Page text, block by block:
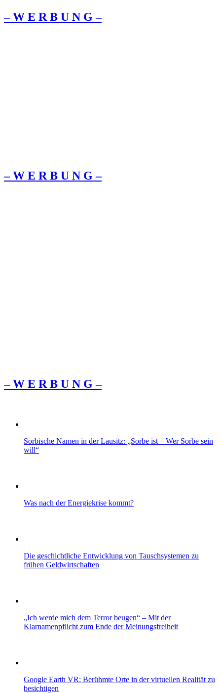
– W Ε R Β U Ν G –
– W Ε R Β U Ν G –
– W Ε R Β U Ν G –
Sorbische Namen in der Lausitz: „Sorbe ist – Wer Sorbe sein
will“
Was nach der Energiekrise kommt?
Die geschichtliche Entwicklung von Tauschsystemen zu
frühen Geldwirtschaften
„Ich werde mich dem Terror beugen“ – Mit der
Klarnamenpflicht zum Ende der Meinungsfreiheit
Google Earth VR: Berühmte Orte in der virtuellen Realität zu
besichtigen